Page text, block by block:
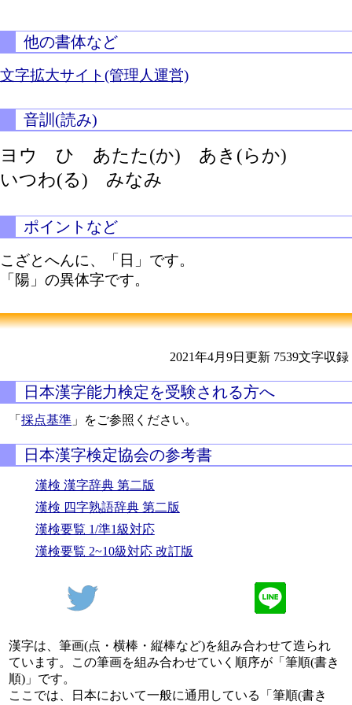
他の書体など
文字拡大サイト(管理人運営)
音訓(読み)
ヨウ ひ あたた(か)
あき(らか)
いつわ(る) みなみ
ポイントなど
こざとへんに、「日」です。
「陽」の異体字です。
2021年4月9日更新 7539文字収録
日本漢字能力検定を受験される方へ
「採点基準 」をご参照ください。
日本漢字検定協会の参考書
漢検 漢字辞典 第二版
漢検 四字熟語辞典 第二版
漢検要覧 1/準1級対応
漢検要覧 2~10級対応 改訂版
漢字は、筆画(点・横棒・縦棒など)を組み合わせて造られ
ています。この筆画を組み合わせていく順序が「筆順(書き
順)」です。
ここでは、日本において一般に通用している「筆順(書き